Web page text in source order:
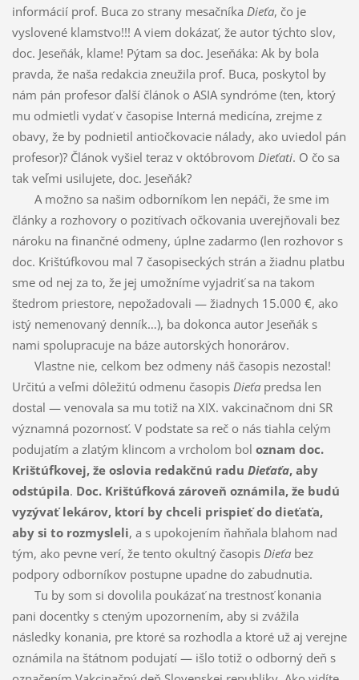
informácií prof. Buca zo strany mesačníka Dieťa, čo je
vyslovené klamstvo!!! A viem dokázať, že autor týchto slov,
doc. Jeseňák, klame! Pýtam sa doc. Jeseňáka: Ak by bola
pravda, že naša redakcia zneužila prof. Buca, poskytol by
nám pán profesor ďalší článok o ASIA syndróme (ten, ktorý
mu odmietli vydať v časopise Interná medicína, zrejme z
obavy, že by podnietil antiočkovacie nálady, ako uviedol pán
profesor)? Článok vyšiel teraz v októbrovom Dieťati. O čo sa
tak veľmi usilujete, doc. Jeseňák?
A možno sa našim odborníkom len nepáči, že sme im
články a rozhovory o pozitívach očkovania uverejňovali bez
nároku na finančné odmeny, úplne zadarmo (len rozhovor s
doc. Krištúfkovou mal 7 časopiseckých strán a žiadnu platbu
sme od nej za to, že jej umožníme vyjadriť sa na takom
štedrom priestore, nepožadovali — žiadnych 15.000 €, ako
istý nemenovaný denník…), ba dokonca autor Jeseňák s
nami spolupracuje na báze autorských honorárov.
Vlastne nie, celkom bez odmeny náš časopis nezostal!
Určitú a veľmi dôležitú odmenu časopis Dieťapredsa len
dostal — venovala sa mu totiž na XIX. vakcinačnom dni SR
významná pozornosť. V podstate sa reč o nás tiahla celým
podujatím a zlatým klincom a vrcholom bol oznam doc.
Krištúfkovej, že oslovia redakčnú radu Dieťaťa, aby
odstúpila. Doc. Krištúfková zároveň oznámila, že budú
vyzývať lekárov, ktorí by chceli prispieť do dieťaťa,
aby si to rozmysleli, a s upokojením ňahňala blahom nad
tým, ako pevne verí, že tento okultný časopis Dieťabez
podpory odborníkov postupne upadne do zabudnutia.
Tu by som si dovolila poukázať na trestnosť konania
pani docentky s cteným upozornením, aby si zvážila
následky konania, pre ktoré sa rozhodla a ktoré už aj verejne
oznámila na štátnom podujatí — išlo totiž o odborný deň s